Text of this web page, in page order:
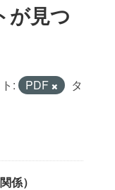
が見つ
: PDF
タ
係）